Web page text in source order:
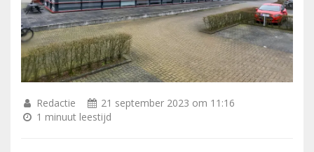
Redactie
21 september 2023 om 11:16
1 minuut leestijd